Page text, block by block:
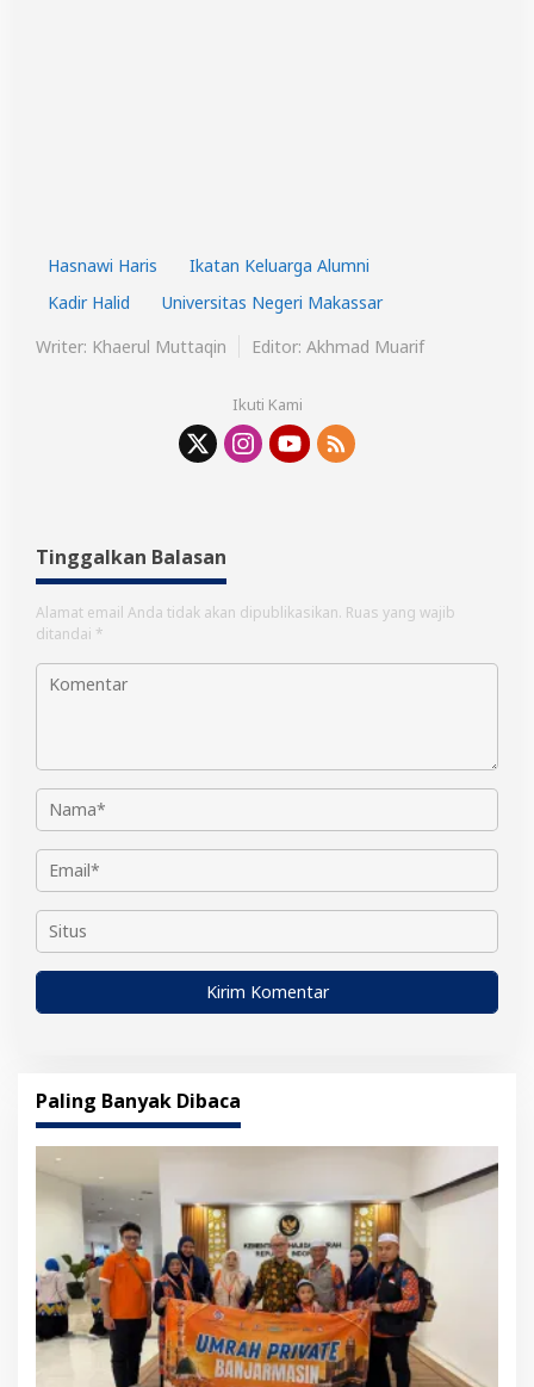
Hasnawi Haris
Ikatan Keluarga Alumni
Kadir Halid
Universitas Negeri Makassar
Writer: Khaerul Muttaqin
Editor: Akhmad Muarif
Ikuti Kami
Tinggalkan Balasan
Alamat email Anda tidak akan dipublikasikan. Ruas yang wajib
ditandai *
Paling Banyak Dibaca